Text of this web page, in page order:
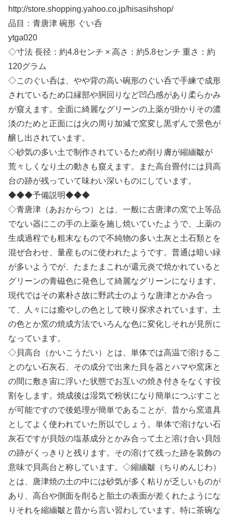
http://store.shopping.yahoo.co.jp/hisasihshop/
品目：青唐津 碗形 ぐい呑
ytga020
◇寸法 長径：約4.8センチ × 高さ：約5.8センチ 重さ：約
120グラム
◇このぐい呑は、やや背の高い碗形のぐい呑で手練で成形
されているため口縁部や胴回りなど凹凸感があり柔らかみ
が窺えます。全面に綺麗なグリーンの上薬が掛かりその濃
淡のためと正面には火の周り加減で窯変し黒ずんで景色が
醸し出されています。
◇砂気の多い土で制作されているため削り膚が縮緬皺が
荒々しくなり土の動きも窺えます。また高台畳付には貝高
台の跡が残っていて味わい深いものにしています。
◆◆◆予備説明◆◆◆
◇青唐津（あおからつ）とは、一般に古唐津の窯で上等品
でない器にこの手の上薬を施し焼いていたようで、上薬の
生成過程でも粗末なもので不純物の多い土灰と土石類とを
混ぜ合わせ、量産ものに使われたようです。普通は暗い緑
が多いようでが、たまたまこれが還元炎で焼かれていると
グリーンの青磁色に発色して綺麗なグリーンになります。
現代ではその素朴さ故に野武士のような唐津とかみ合っ
て、人々には癒やしの色として映り探求されています。土
の色とか窯の焼成方法でいろんな色に変化しそれが見所に
なっています。
◇貝高台（かいこうだい）とは、単体では高温で溶けるこ
とのない石灰石、その成分で出来た貝を器とハマや窯床と
の間に敷き宙に浮いた状態でお互いの焼き付きをなくす役
割をします。焼成後は湿気で粉状になり簡単につぶすこと
が可能ですので後処理が簡単であることが、昔から窯道具
としてよく使われていた所以でしょう。単体で溶けない石
灰石ですが貝殻の塩基成分とかみ合って土と溶け合い貝殻
の跡がくっきりと残ります。その溶けて残った跡を装飾の
意味で貝高台と称しています。◇縮緬皺（ちりめんじわ）
とは、唐津焼の土の中には砂気が多く粘りが乏しいものが
あり、高台や側面を削ると胎土の表面が差くれたようにな
りそれを縮緬皺と昔から言い習わしています。特に茶碗な